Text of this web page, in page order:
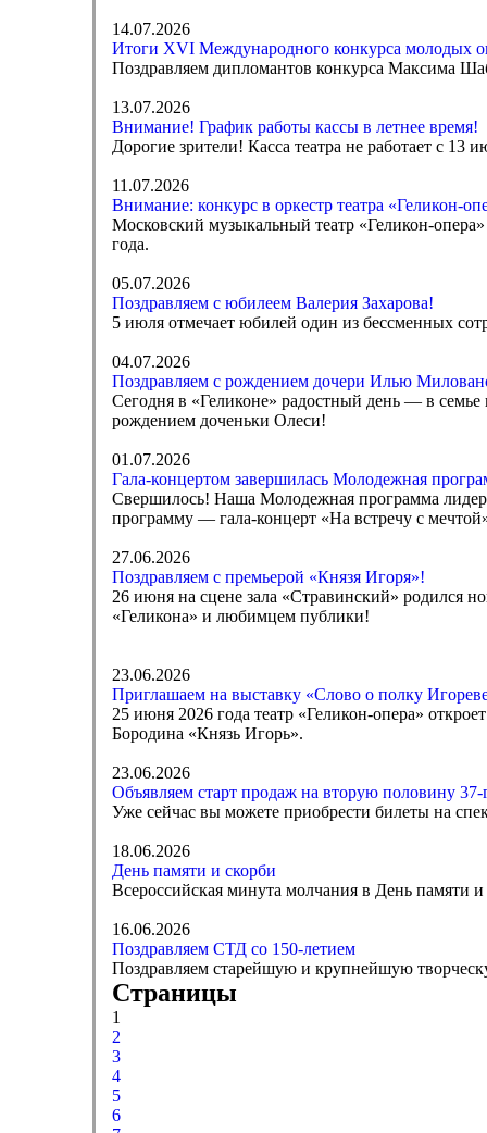
14.07.2026
Итоги XVI Международного конкурса молодых
Поздравляем дипломантов конкурса Максима
13.07.2026
Внимание! График работы кассы в летнее время!
Дорогие зрители! Касса театра не работает с
11.07.2026
Внимание: конкурс в оркестр театра «Геликон-
Московский музыкальный театр «Геликон-
года.
05.07.2026
Поздравляем с юбилеем Валерия Захарова!
5 июля отмечает юбилей один из бессменных
04.07.2026
Поздравляем с рождением дочери Илью
Сегодня в «Геликоне» радостный день — в
рождением доченьки Олеси!
01.07.2026
Гала-концертом завершилась Молодежная
Свершилось! Наша Молодежная программа
программу — гала-концерт «На встречу с
27.06.2026
Поздравляем с премьерой «Князя Игоря»!
26 июня на сцене зала «Стравинский» родился
«Геликона» и любимцем публики!
23.06.2026
Приглашаем на выставку «Слово о полку
25 июня 2026 года театр «Геликон-опера»
Бородина «Князь Игорь».
23.06.2026
Объявляем старт продаж на вторую половину 37-
Уже сейчас вы можете приобрести билеты на
18.06.2026
День памяти и скорби
Всероссийская минута молчания в День памяти
16.06.2026
Поздравляем СТД со 150-летием
Поздравляем старейшую и крупнейшую
Страницы
1
2
3
4
5
6